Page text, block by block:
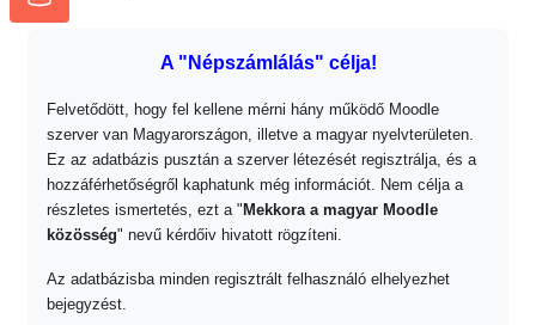
A "Népszámlálás" célja!
Felvetődött, hogy fel kellene mérni hány működő Moodle
szerver van Magyarországon, illetve a magyar nyelvterületen.
Ez az adatbázis pusztán a szerver létezését regisztrálja, és a
hozzáférhetőségről kaphatunk még információt. Nem célja a
részletes ismertetés, ezt a "Mekkora a magyar Moodle
közösség" nevű kérdőiv hivatott rögzíteni.
Az adatbázisba minden regisztrált felhasználó elhelyezhet
bejegyzést.